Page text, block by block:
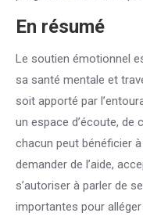
En résumé
Le soutien émotionnel
sa santé mentale et
soit apporté par
un espace d’écoute,
chacun peut bénéficier
demander de l’aide,
s’autoriser à parler de
importantes pour